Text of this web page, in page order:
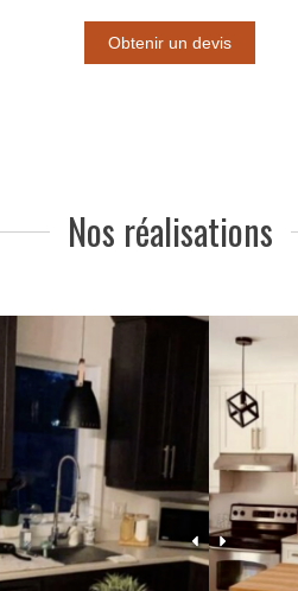
Obtenir un devis
Nos réalisations